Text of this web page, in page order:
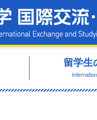
留学生